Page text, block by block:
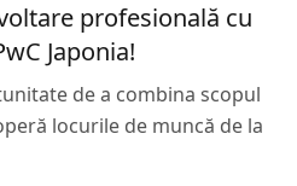
profesională cu
Japonia!
de a combina scopul
locurile de muncă de la